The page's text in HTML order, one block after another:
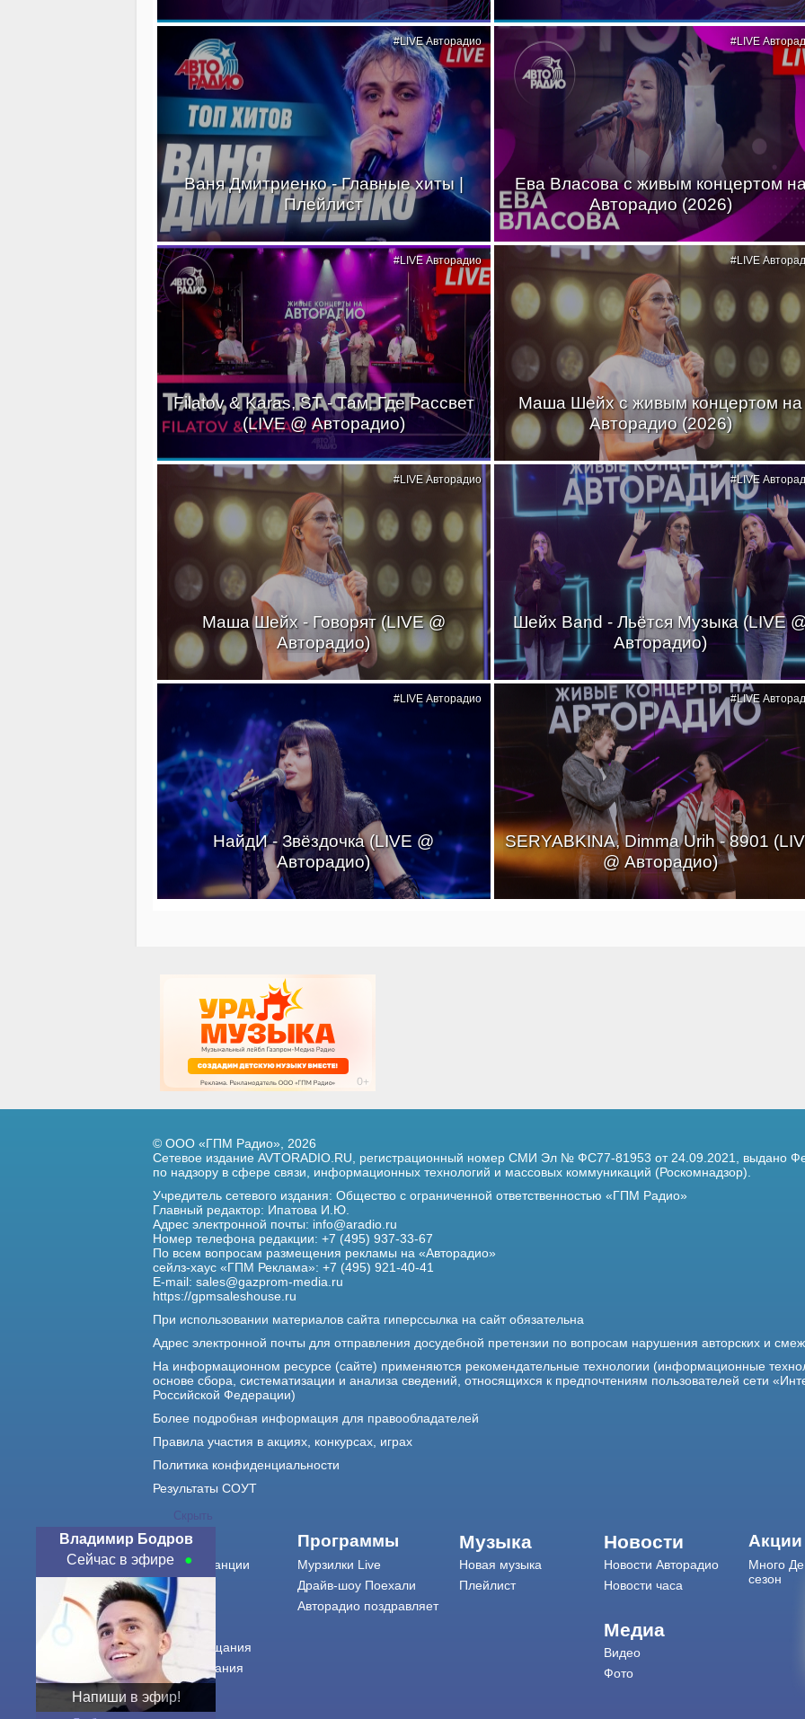
Ваня Дмитриенко - Главные хиты |
Плейлист
#LIVE Авторадио
Ева Власова с живым концертом
Авторадио (2026)
#LIVE
Filatov & Karas, ST - Там, Где Рассвет
(LIVE @ Авторадио)
#LIVE Авторадио
Маша Шейх с живым концертом на
Авторадио (2026)
#LIVE
Маша Шейх - Говорят (LIVE @
Авторадио)
#LIVE Авторадио
Шейх Band - Льётся Музыка (LIVE
Авторадио)
#LIVE
НайдИ - Звёздочка (LIVE @
Авторадио)
#LIVE Авторадио
SERYABKINA, Dimma Urih - 8901
@ Авторадио)
#LIVE
Скрыть
Владимир Бодров
Сейчас в эфире
Напиши в эфир!
© ООО «ГПМ Радио», 2026
Сетевое издание AVTORADIO.RU, регистрационный номер СМИ Эл № ФС77-81953 от 24.09.2021,
выдано
по надзору в сфере связи,
информационных технологий и массовых коммуникаций (Роскомнадзор).
Учредитель сетевого издания: Общество с ограниченной ответственностью «ГПМ Радио»
Главный редактор: Ипатова И.Ю.
Адрес электронной почты: info@aradio.ru
Номер телефона редакции: +7 (495) 937-33-67
По всем вопросам размещения рекламы на «Авторадио»
сейлз-хаус «ГПМ Реклама»: +7 (495) 921-40-41
E-mail: sales@gazprom-media.ru
https://gpmsaleshouse.ru
При использовании материалов сайта гиперссылка на сайт обязательна
Адрес электронной почты для отправления досудебной претензии по вопросам нарушения авторских и
На информационном ресурсе (сайте) применяются рекомендательные технологии (информационные
основе сбора, систематизации и анализа сведений, относящихся к предпочтениям пользователей сети
Российской Федерации)
Более подробная информация для правообладателей
Правила участия в акциях, конкурсах, играх
Политика конфиденциальности
Результаты СОУТ
О нас
О радиостанции
Команда
Контакты
Реклама
Города вещания
Сетка вещания
История
Оферта
Программы
Мурзилки Live
Драйв-шоу Поехали
Авторадио поздравляет
Музыка
Новая музыка
Плейлист
Новости
Новости Авторадио
Новости часа
Медиа
Видео
Фото
Много
сезон